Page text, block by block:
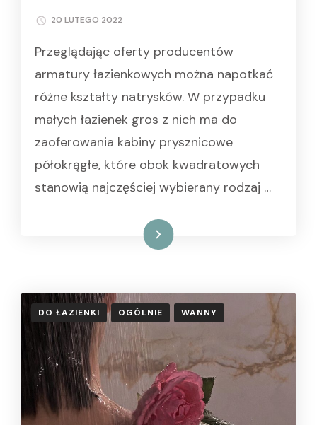
20 LUTEGO 2022
Przeglądając oferty producentów
armatury łazienkowych można napotkać
różne kształty natrysków. W przypadku
małych łazienek gros z nich ma do
zaoferowania kabiny prysznicowe
półokrągłe, które obok kwadratowych
stanowią najczęściej wybierany rodzaj …
Czytaj dalej
DO ŁAZIENKI OGÓLNIE WANNY